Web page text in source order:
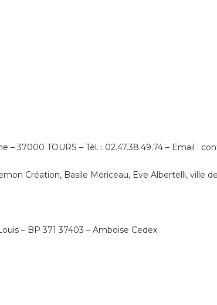
– 37000 TOURS – Tél. : 02.47.38.49.74 – Email :
Création, Basile Moriceau, Eve Albertelli, ville
– BP 371 37403 – Amboise Cedex